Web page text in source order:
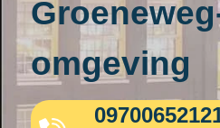
omgeving